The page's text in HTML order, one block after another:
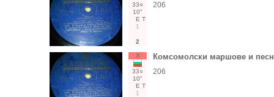
33○
10"
Е Т
1
2
206
Х
33○
10"
Е Т
1
Комсомолски маршове и
206